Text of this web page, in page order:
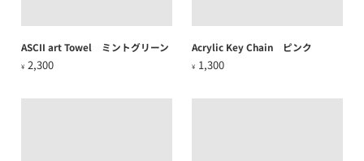
ASCII art Towel ミントグリーン
¥ 2,300
Acrylic Key Chain ピンク
¥ 1,300